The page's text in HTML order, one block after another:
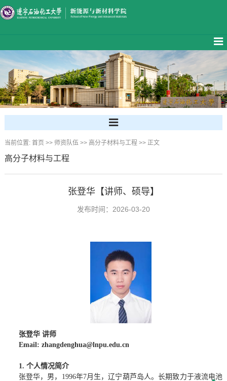
当前位置: 首页 >> 师资队伍 >> 高分子材料与工程>> 正文
高分子材料与工程
张登华【讲师、硕导】
发布时间：2026-03-20
张登华 讲师
Email: zhangdenghua@lnpu.edu.cn
1. 个人情况简介
张登华，男，1996年7月生，辽宁葫芦岛人。长期致力于液流电池